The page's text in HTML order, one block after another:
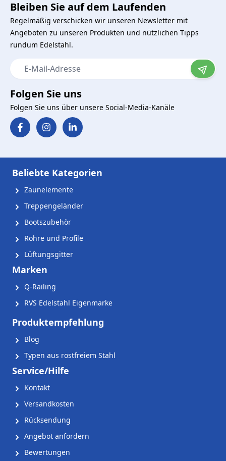
Bleiben Sie auf dem Laufenden
Regelmäßig verschicken wir unseren Newsletter mit
Angeboten zu unseren Produkten und nützlichen Tipps
rundum Edelstahl.
E-Mail-Adresse
Folgen Sie uns
Folgen Sie uns über unsere Social-Media-Kanäle
Beliebte Kategorien
Zaunelemente
Treppengeländer
Bootszubehör
Rohre und Profile
Lüftungsgitter
Marken
Q-Railing
RVS Edelstahl Eigenmarke
Produktempfehlung
Blog
Typen aus rostfreiem Stahl
Service/Hilfe
Kontakt
Versandkosten
Rücksendung
Angebot anfordern
Bewertungen